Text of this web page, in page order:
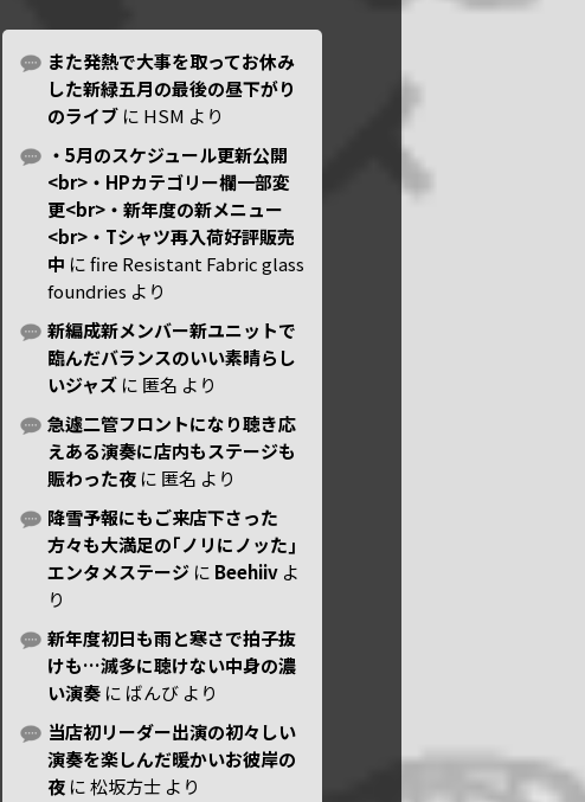
また発熱で大事を取ってお休み
した新緑五月の最後の昼下がり
のライブ に HSM より
・5月のスケジュール更新公開
<br>・HPカテゴリー欄一部変
更<br>・新年度の新メニュー
<br>・Tシャツ再入荷好評販売
中 にfire Resistant Fabric glass
foundries より
新編成新メンバー新ユニットで
臨んだバランスのいい素晴らし
いジャズ に 匿名 より
急遽二管フロントになり聴き応
えある演奏に店内もステージも
賑わった夜 に 匿名 より
降雪予報にもご来店下さった
方々も大満足の｢ノリにノッた｣
エンタメステージ に Beehiiv よ
り
新年度初日も雨と寒さで拍子抜
けも…滅多に聴けない中身の濃
い演奏 に ばんび より
当店初リーダー出演の初々しい
演奏を楽しんだ暖かいお彼岸の
夜 に松坂方士 より